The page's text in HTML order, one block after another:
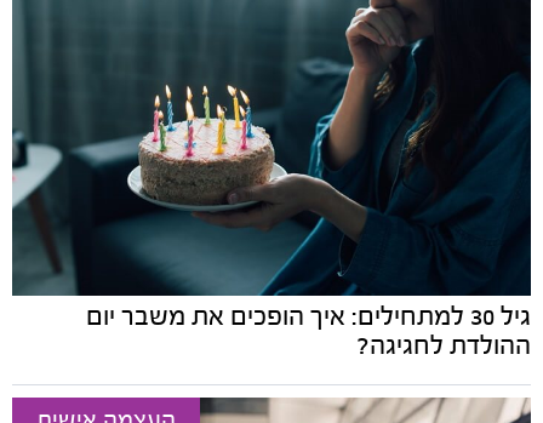
גיל 30 למתחילים: איך הופכים את משבר יום
ההולדת לחגיגה?